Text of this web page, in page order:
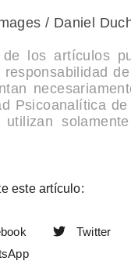
/ Daniel
los artículos
Psicoanalítica
utilizan
este artículo:
Twitter